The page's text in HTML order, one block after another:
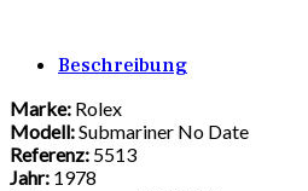
Beschreibung
Marke: Rolex
Modell:Submariner No Date
Referenz: 5513
Jahr: 1978